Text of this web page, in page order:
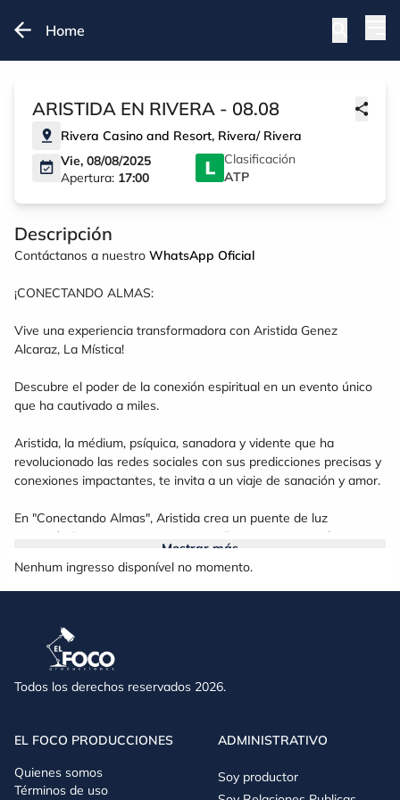
Home
ARISTIDA EN RIVERA - 08.08
Rivera Casino and Resort, Rivera/ Rivera
Vie, 08/08/2025
Apertura: 17:00
Clasificación
ATP
Descripción
Contáctanos a nuestro WhatsApp Oficial
¡CONECTANDO ALMAS:
Vive una experiencia transformadora con Aristida Genez
Alcaraz, La Mística!
Descubre el poder de la conexión espiritual en un evento único
que ha cautivado a miles.
Aristida, la médium, psíquica, sanadora y vidente que ha
revolucionado las redes sociales con sus predicciones precisas y
conexiones impactantes, te invita a un viaje de sanación y amor.
En "Conectando Almas", Aristida crea un puente de luz
permitiéndote comunicarte con aquellos que ya no están
Utilizando frecuencias divinas y la guía de seres de luz, este
respuestas transformadoras.
No pierdas la oportunidad de experimentar esta conexión
profunda. Compra tus entradas y prepárate para un encuentro
¡Estamos llegando a más lugares con toda la luz y la energía!
Mostrar más
Nenhum ingresso disponível no momento.
Todos los derechos reservados 2026.
EL FOCO PRODUCCIONES
Quienes somos
Términos de uso
ADMINISTRATIVO
Soy productor